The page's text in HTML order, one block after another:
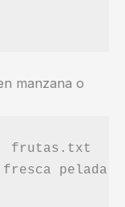
manzana o
frutas.txt
fresca pelada